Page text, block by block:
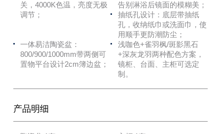
关，4000K色温，亮度无极
调节；
告别淋浴后镜面的模糊美；
抽纸孔设计：底层带抽纸
孔，收纳纸巾或洗面巾，使
用顺手更防潮防尘；
一体易洁陶瓷盆：
800/900/1000mm带两侧可
置物平台设计2cm簿边盆；
浅咖色+雀羽枫/斑影黑石
+深灰龙羽两种配色方案，
镜柜、台面、主柜可选定
制。
产品明细